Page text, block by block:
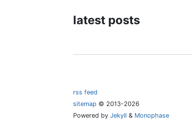
latest posts
rss feed
sitemap © 2013-2026
Powered byJekyll & Monophase